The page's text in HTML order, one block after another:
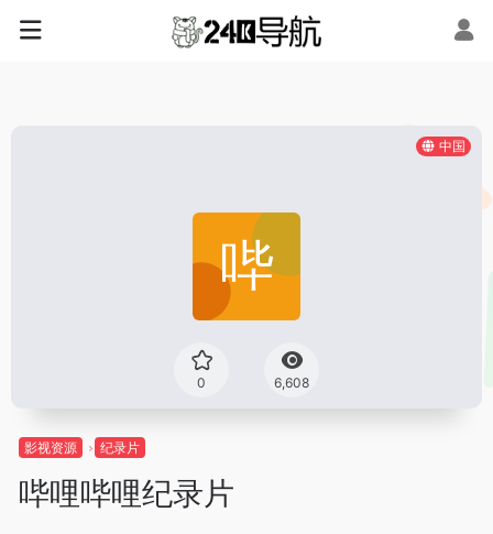
中国
0 6,608
影视资源 纪录片
哔哩哔哩纪录片